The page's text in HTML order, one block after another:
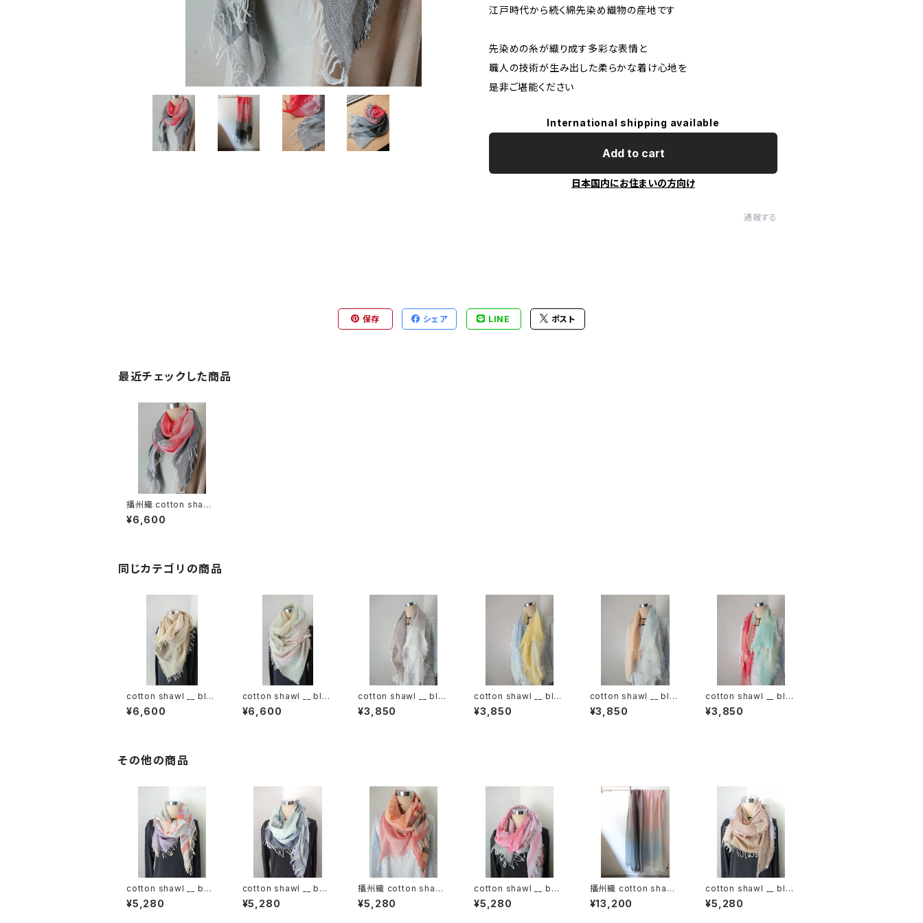
江戸時代から続く綿先染め織物の産地です
先染めの糸が織り成す多彩な表情と
職人の技術が生み出した柔らかな着け心地を
是非ご堪能ください
International shipping available
Add to cart
日本国内にお住まいの方向け
通報する
保存 シェア LINE ポスト
最近チェックした商品
播州織 cotton shawl
__ block 220
¥6,600
同じカテゴリの商品
cotton shawl __ blo
ck 220
¥6,600
cotton shawl __ blo
ck 220
¥6,600
cotton shawl __ blo
ck 120 白木蓮w
¥3,850
cotton shawl __ blo
ck 120 天泣w
¥3,850
cotton shawl __ blo
ck 120 朝朗w
¥3,850
cotton shawl __ blo
ck 120 春曙w
¥3,850
その他の商品
cotton shawl __ bor
der 160 倒景w
¥5,280
cotton shawl __ bor
der 160 白波w
¥5,280
播州織 cotton shawl
__ border 160 夕映w
¥5,280
cotton shawl __ bor
der 160 桜雨w
¥5,280
播州織 cotton shawl
__ block 220-120 春
霞KW
¥13,200
cotton shawl __ blo
ck 160 木通w
¥5,280